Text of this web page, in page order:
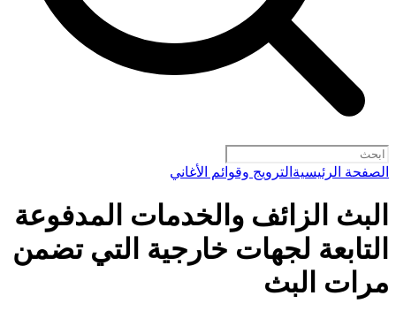
الصفحة الرئيسية الترويج وقوائم الأغاني
البث الزائف والخدمات المدفوعة
التابعة لجهات خارجية التي تضمن
مرات البث